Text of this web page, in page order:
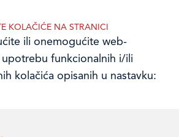
10 ,
2385 555
KOLAČIĆE NA STRANICI
ili onemogućite web-
upotrebu funkcionalnih i/ili
kolačića opisanih u nastavku: